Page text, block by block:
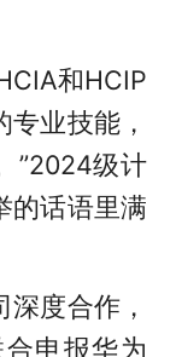
和HCIP
业技能，
”2024级计
的话语里满
度合作，
申报华为